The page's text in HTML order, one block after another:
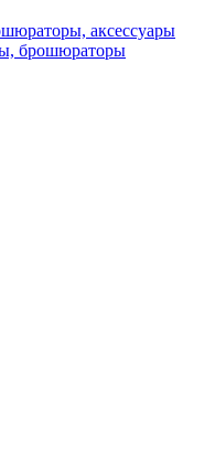
аксессуары
брошюраторы